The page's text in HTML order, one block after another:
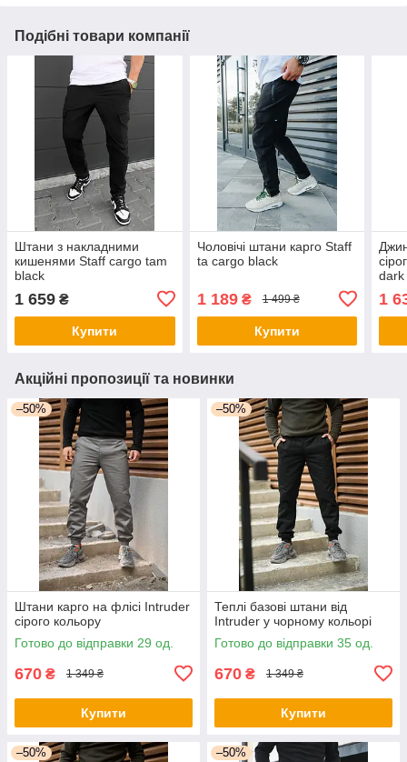
Подібні товари компанії
Штани з накладними
кишенями Staff cargo tam
black
1 659 ₴
Купити
Чоловічі штани карго Staff
ta cargo black
1 189₴ 1 499 ₴
Купити
1
Акційні пропозиції та новинки
–50%
Штани карго на флісі Intruder
сірого кольору
Готово до відправки 29 од.
670 ₴ 1 349 ₴
Купити
–50%
Теплі базові штани від
Intruder у чорному кольорі
Готово до відправки 35 од.
670 ₴ 1 349 ₴
Купити
–50% –50%